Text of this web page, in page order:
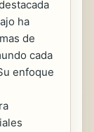
ha
de
cada
enfoque